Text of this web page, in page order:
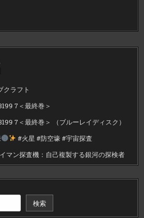
クラフト
7＜最終巻＞
7＜最終巻＞ （ブルーレイディスク）
#火星 #防空壕 #宇宙探査
マン探査機：自己複製する銀河の探検者
検索